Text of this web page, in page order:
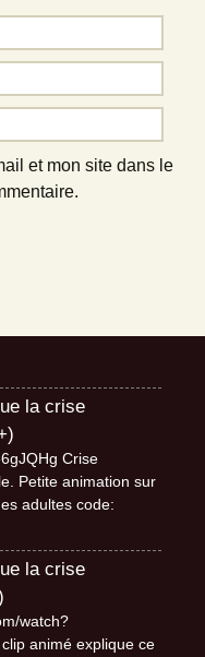
et mon site dans le
la crise
Crise
Petite animation sur
adultes code:
la crise
watch?
animé explique ce